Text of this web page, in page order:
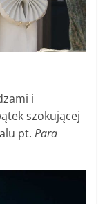
i
szokującej
pt.Para